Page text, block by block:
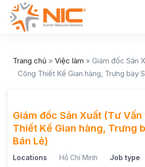
Trang chủ » Việc làm » Giám đốc Sản
Công Thiết Kế Gian hàng, Trưng bày
Giám đốc Sản Xuất (Tư
Thiết Kế Gian hàng, Trưng
Bán Lẻ)
Locations
Hồ Chí Minh
Job type